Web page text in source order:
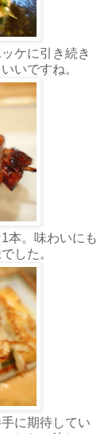
ケに引き続き
いですね。
本。味わいにも
した。
手に期待してい